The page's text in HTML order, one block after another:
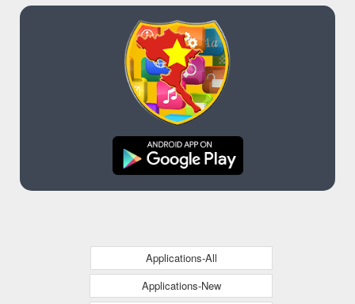
Applications-All
Applications-New